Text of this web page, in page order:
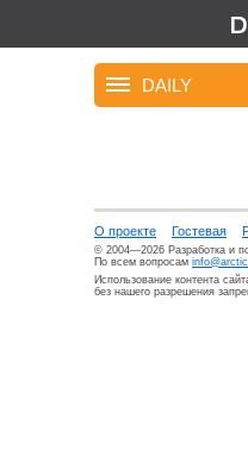
DAILY
О проекте Гостевая
© 2004—2026 Разработка и
По всем вопросам
Использование контента
без нашего разрешения